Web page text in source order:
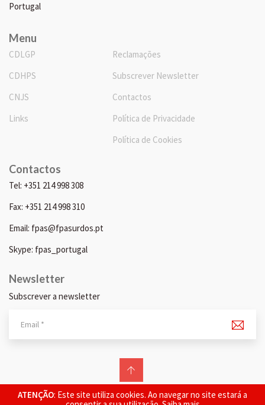
ATENÇÃO: Este site utiliza cookies. Ao navegar no site estará a
Portugal
Menu
CDLGP
CDHPS
CNJS
Links
Reclamações
Subscrever Newsletter
Contactos
Política de Privacidade
Política de Cookies
Contactos
Tel: +351 214 998 308
Fax: +351 214 998 310
Email: fpas@fpasurdos.pt
Skype: fpas_portugal
Newsletter
Subscrever a newsletter
© 2026 FPAS. Todos os direitos reservados.